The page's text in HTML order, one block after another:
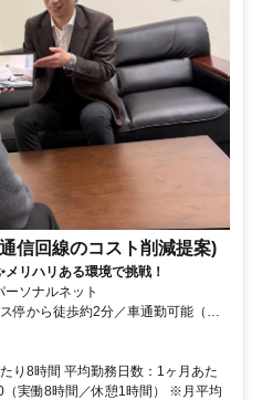
信回線のコスト削減提案)
リハリある環境で挑戦！
ソナルネット
停から徒歩約2分／車通勤可能（駐
り8時間 平均勤務日数：1ヶ月あた
実働8時間／休憩1時間） ※月平均